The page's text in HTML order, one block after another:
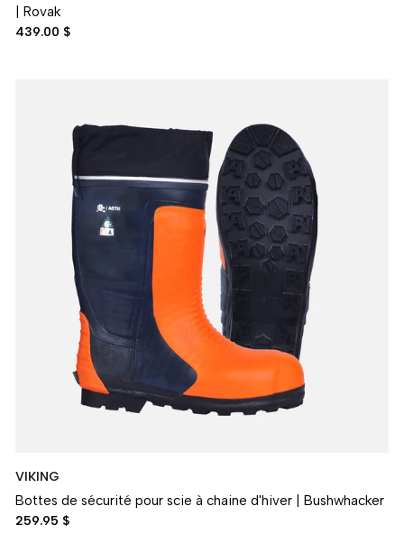
| Rovak
439.00 $
VIKING
Bottes de sécurité pour scie à chaine d'hiver | Bushwhacker
259.95 $